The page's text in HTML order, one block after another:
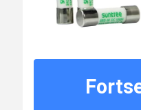
WECHSELSTROM MCCB
Informationen
Fähigkeit